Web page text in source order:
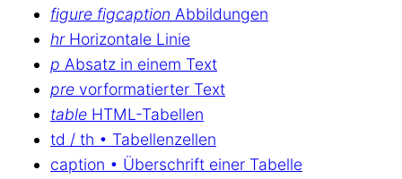
figure figcaption Abbildungen
hrHorizontale Linie
p Absatz in einem Text
pre vorformatierter Text
table HTML-Tabellen
td / th • Tabellenzellen
caption • Überschrift einer Tabelle